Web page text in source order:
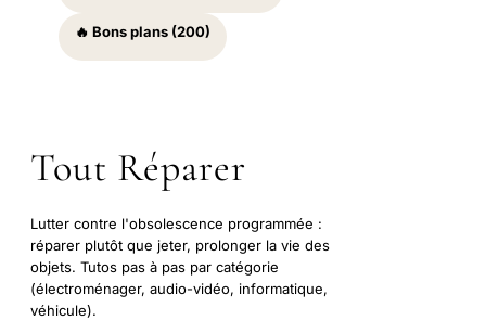
🔥 Bons plans (200)
Tout Réparer
Lutter contre l'obsolescence programmée :
réparer plutôt que jeter, prolonger la vie des
objets. Tutos pas à pas par catégorie
(électroménager, audio-vidéo, informatique,
véhicule).